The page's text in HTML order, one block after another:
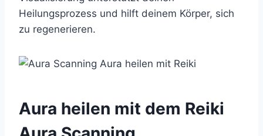
Heilungsprozess und hilft deinem Körper, sich
zu regenerieren.
Aura heilen mit dem Reiki